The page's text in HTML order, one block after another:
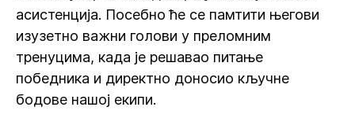
асистенција. Посебно ће се памтити његови
изузетно важни голови у преломним
тренуцима, када је решавао питање
победника и директно доносио кључне
бодове нашој екипи.